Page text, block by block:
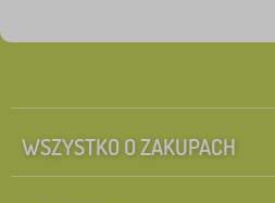
WSZYSTKO O ZAKUPACH